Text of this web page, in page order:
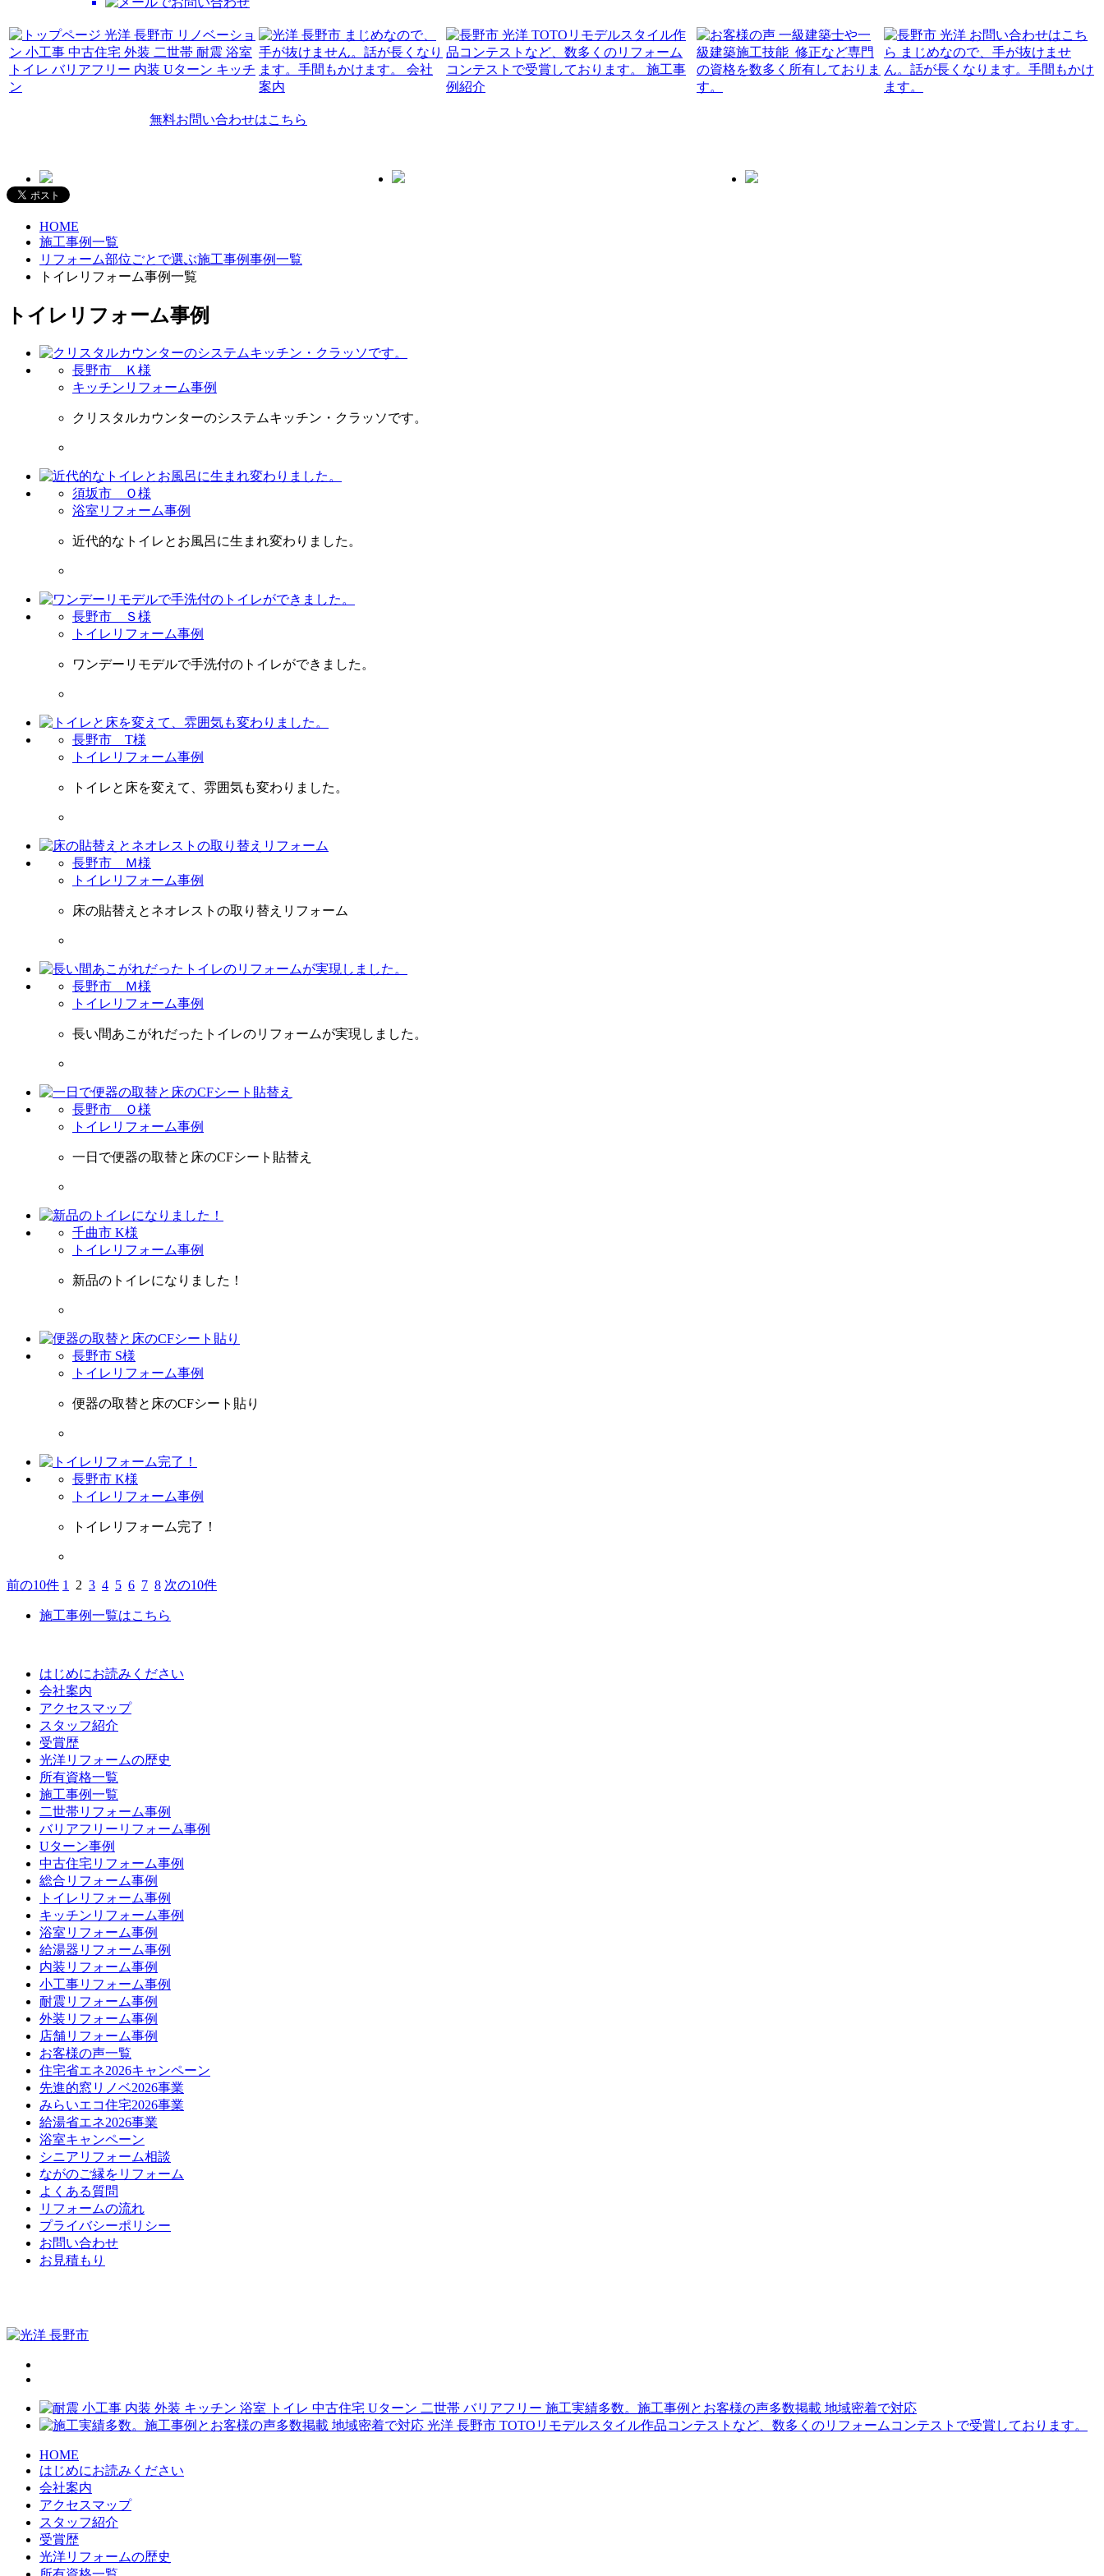
無料お問い合わせはこちら
HOME
施工事例一覧
リフォーム部位ごとで選ぶ施工事例事例一覧
トイレリフォーム事例一覧
トイレリフォーム事例
長野市 Ｋ様
キッチンリフォーム事例
クリスタルカウンターのシステムキッチン・クラッソです。
須坂市 Ｏ様
浴室リフォーム事例
近代的なトイレとお風呂に生まれ変わりました。
長野市 Ｓ様
トイレリフォーム事例
ワンデーリモデルで手洗付のトイレができました。
長野市 T様
トイレリフォーム事例
トイレと床を変えて、雰囲気も変わりました。
長野市 Ｍ様
トイレリフォーム事例
床の貼替えとネオレストの取り替えリフォーム
長野市 Ｍ様
トイレリフォーム事例
長い間あこがれだったトイレのリフォームが実現しました。
長野市 Ｏ様
トイレリフォーム事例
一日で便器の取替と床のCFシート貼替え
千曲市 K様
トイレリフォーム事例
新品のトイレになりました！
長野市 S様
トイレリフォーム事例
便器の取替と床のCFシート貼り
長野市 K様
トイレリフォーム事例
トイレリフォーム完了！
前の10件 1 2 3 4 5 6 7 8 次の10件
施工事例一覧はこちら
はじめにお読みください
会社案内
アクセスマップ
スタッフ紹介
受賞歴
光洋リフォームの歴史
所有資格一覧
施工事例一覧
二世帯リフォーム事例
バリアフリーリフォーム事例
Uターン事例
中古住宅リフォーム事例
総合リフォーム事例
トイレリフォーム事例
キッチンリフォーム事例
浴室リフォーム事例
給湯器リフォーム事例
内装リフォーム事例
小工事リフォーム事例
耐震リフォーム事例
外装リフォーム事例
店舗リフォーム事例
お客様の声一覧
住宅省エネ2026キャンペーン
先進的窓リノベ2026事業
みらいエコ住宅2026事業
給湯省エネ2026事業
浴室キャンペーン
シニアリフォーム相談
ながのご縁をリフォーム
よくある質問
リフォームの流れ
プライバシーポリシー
お問い合わせ
お見積もり
HOME
はじめにお読みください
会社案内
アクセスマップ
スタッフ紹介
受賞歴
光洋リフォームの歴史